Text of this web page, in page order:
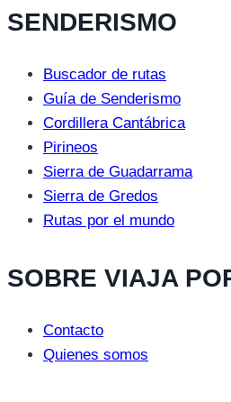
SENDERISMO
Buscador de rutas
Guía de Senderismo
Cordillera Cantábrica
Pirineos
Sierra de Guadarrama
Sierra de Gredos
Rutas por el mundo
SOBRE VIAJA
Contacto
Quienes somos